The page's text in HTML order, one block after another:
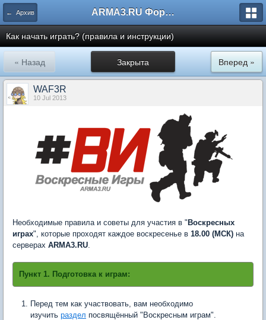
← Архив ARMA3.RU Форум
Как начать играть? (правила и инструкции)
Закрыта
« Назад Вперед »
WAF3R
10 Jul 2013
Необходимые правила и советы для участия в " Воскресных
играх", которые проходят каждое воскресенье в 18.00 (МСК) на
серверах ARMA3.RU.
Пункт 1. Подготовка к играм:
Перед тем как участвовать, вам необходимо
изучить раздел посвящённый "Воскресным играм".